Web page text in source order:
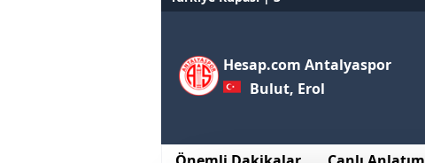
Hesap.com Antalyaspor
Bulut, Erol